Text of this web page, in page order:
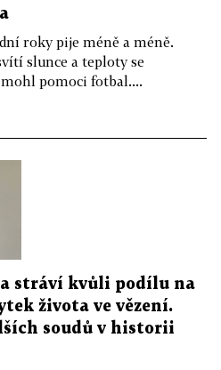
roky pije méně a méně.
slunce a teploty se
pomoci fotbal....
stráví kvůli podílu na
života ve vězení.
soudů v historii